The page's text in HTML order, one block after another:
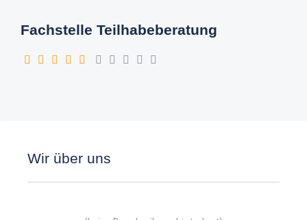
Fachstelle Teilhabeberatung
Wir über uns